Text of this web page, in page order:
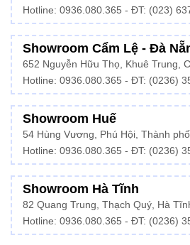
Hotline: 0936.080.365 - ĐT: (023)
Showroom Cẩm Lệ - Đà
652 Nguyễn Hữu Thọ, Khuê Trung,
Hotline: 0936.080.365 - ĐT: (0236)
Showroom Huế
54 Hùng Vương, Phú Hội, Thành
Hotline: 0936.080.365 - ĐT: (0236)
Showroom Hà Tĩnh
82 Quang Trung, Thạch Quý, Hà
Hotline: 0936.080.365 - ĐT: (0236)